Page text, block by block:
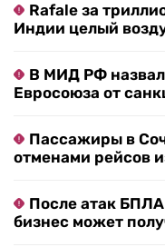
Rafale за
Индии целый
В МИД РФ
Евросоюза от
Пассажиры в
отменами рейсов
После атак
бизнес может